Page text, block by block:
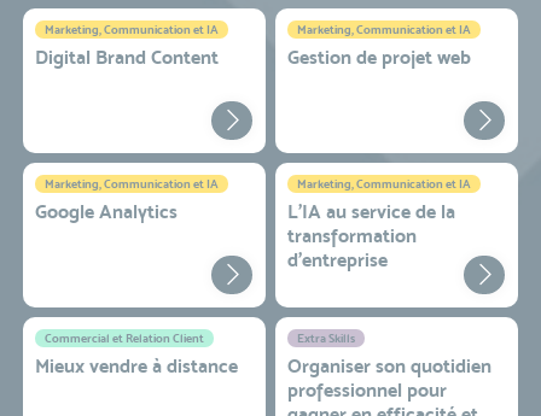
Marketing, Communication et IA
Digital Brand Content
Marketing, Communication et IA
Gestion de projet web
Marketing, Communication et IA
Google Analytics
Marketing, Communication et IA
L'IA au service de la
transformation
d'entreprise
Commercial et Relation Client
Mieux vendre à distance
Extra Skills
Organiser son quotidien
professionnel pour